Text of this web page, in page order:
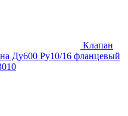
Клапан
Ду600 Ру10/16 фланцевый